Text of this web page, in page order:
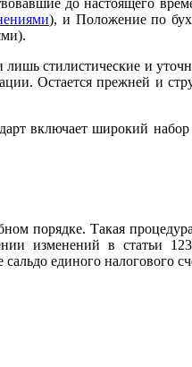
), и Положение по
лишь стилистические и
Остается прежней и
включает широкий
порядке. Такая
изменений в статьи
единого налогового